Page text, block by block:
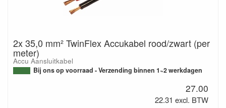
2x 35,0 mm² TwinFlex Accukabel rood/zwart (per
meter)
Accu Aansluitkabel
Bij ons op voorraad - Verzending binnen 1~2 werkdagen
27.00
22.31 excl. BTW